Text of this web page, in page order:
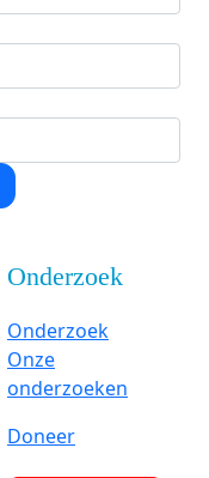
Onderzoek
Onderzoek
Onze
onderzoeken
Doneer